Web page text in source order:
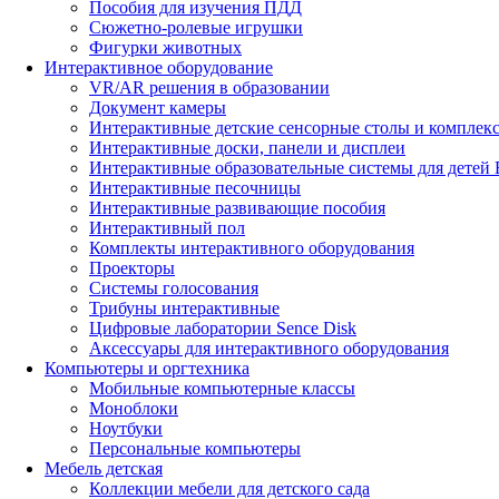
Пособия для изучения ПДД
Сюжетно-ролевые игрушки
Фигурки животных
Интерактивное оборудование
VR/AR решения в образовании
Документ камеры
Интерактивные детские сенсорные столы и
Интерактивные доски, панели и дисплеи
Интерактивные образовательные системы для детей
Интерактивные песочницы
Интерактивные развивающие пособия
Интерактивный пол
Комплекты интерактивного оборудования
Проекторы
Системы голосования
Трибуны интерактивные
Цифровые лаборатории Sence Disk
Аксессуары для интерактивного оборудования
Компьютеры и оргтехника
Мобильные компьютерные классы
Моноблоки
Ноутбуки
Персональные компьютеры
Мебель детская
Коллекции мебели для детского сада